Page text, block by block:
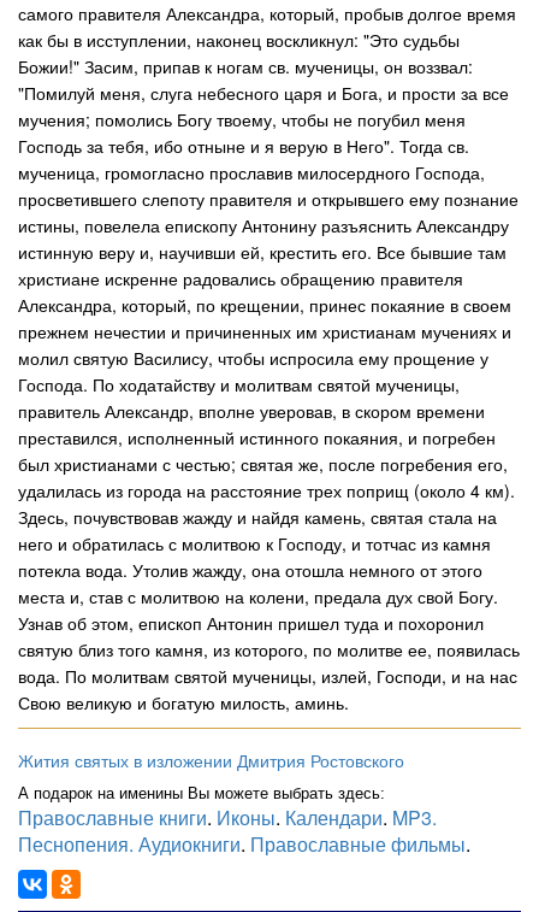
самого правителя Александра, который, пробыв долгое время
как бы в исступлении, наконец воскликнул: "Это судьбы
Божии!" Засим, припав к ногам св. мученицы, он воззвал:
"Помилуй меня, слуга небесного царя и Бога, и прости за все
мучения; помолись Богу твоему, чтобы не погубил меня
Господь за тебя, ибо отныне и я верую в Него". Тогда св.
мученица, громогласно прославив милосердного Господа,
просветившего слепоту правителя и открывшего ему познание
истины, повелела епископу Антонину разъяснить Александру
истинную веру и, научивши ей, крестить его. Все бывшие там
христиане искренне радовались обращению правителя
Александра, который, по крещении, принес покаяние в своем
прежнем нечестии и причиненных им христианам мучениях и
молил святую Василису, чтобы испросила ему прощение у
Господа. По ходатайству и молитвам святой мученицы,
правитель Александр, вполне уверовав, в скором времени
преставился, исполненный истинного покаяния, и погребен
был христианами с честью; святая же, после погребения его,
удалилась из города на расстояние трех поприщ (около 4 км).
Здесь, почувствовав жажду и найдя камень, святая стала на
него и обратилась с молитвою к Господу, и тотчас из камня
потекла вода. Утолив жажду, она отошла немного от этого
места и, став с молитвою на колени, предала дух свой Богу.
Узнав об этом, епископ Антонин пришел туда и похоронил
святую близ того камня, из которого, по молитве ее, появилась
вода. По молитвам святой мученицы, излей, Господи, и на нас
Свою великую и богатую милость, аминь.
Жития святых в изложении Дмитрия Ростовского
А подарок на именины Вы можете выбрать здесь:
Православные книги. Иконы. Календари. MP3.
Песнопения. Аудиокниги. Православные фильмы.